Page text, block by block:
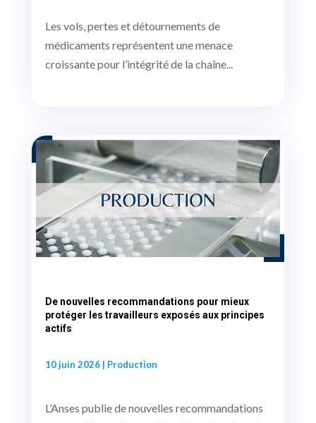
Les vols, pertes et détournements de
médicaments représentent une menace
croissante pour l’intégrité de la chaîne...
De nouvelles recommandations pour mieux
protéger les travailleurs exposés aux principes
actifs
10 juin 2026| Production
L’Anses publie de nouvelles recommandations